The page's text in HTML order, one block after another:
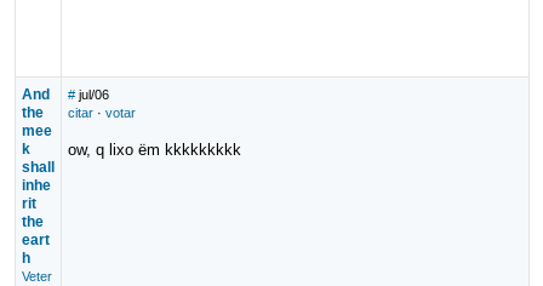
And
the
mee
k
shall
inhe
rit
the
eart
h
Veter
# jul/06
citar· votar
ow, q lixo ëm kkkkkkkkk